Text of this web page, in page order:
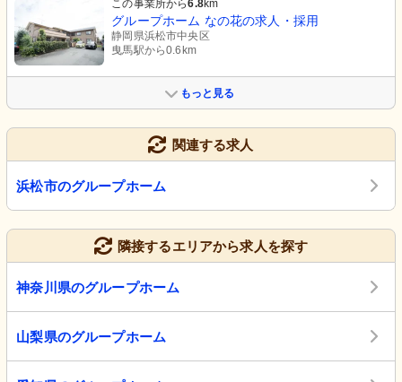
この事業所から6.8km
グループホーム なの花の求人・採用
静岡県浜松市中央区
曳馬駅から0.6km
もっと見る
関連する求人
浜松市のグループホーム
隣接するエリアから求人を探す
神奈川県のグループホーム
山梨県のグループホーム